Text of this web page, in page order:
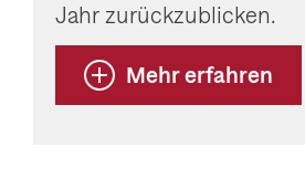
Jahr zurückzublicken.
Mehr erfahren